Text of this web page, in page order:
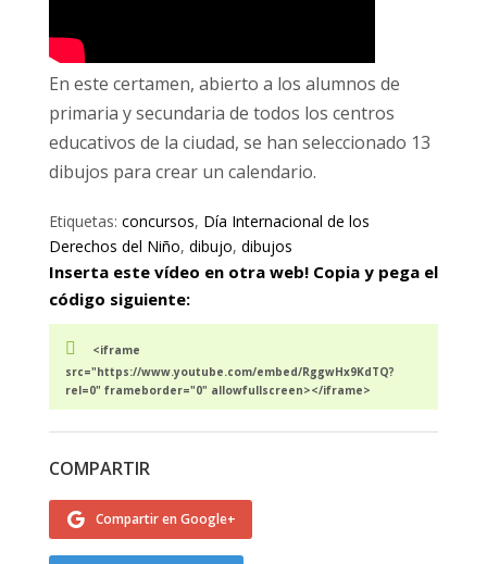
En este certamen, abierto a los alumnos de
primaria y secundaria de todos los centros
educativos de la ciudad, se han seleccionado 13
dibujos para crear un calendario.
Etiquetas: concursos, Día Internacional de los
Derechos del Niño, dibujo, dibujos
Inserta este vídeo en otra web! Copia y pega el
código siguiente:
<iframe
src="https://www.youtube.com/embed/RggwHx9KdTQ?
rel=0" frameborder="0" allowfullscreen></iframe>
COMPARTIR
Compartir en Google+